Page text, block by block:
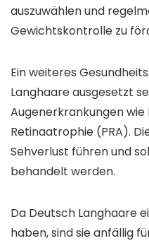
auszuwählen und
Gewichtskontrolle zu
Ein weiteres
Langhaare ausgesetzt
Augenerkrankungen
Retinaatrophie (PRA).
Sehverlust führen und
behandelt werden.
Da Deutsch Langhaare
haben, sind sie anfällig